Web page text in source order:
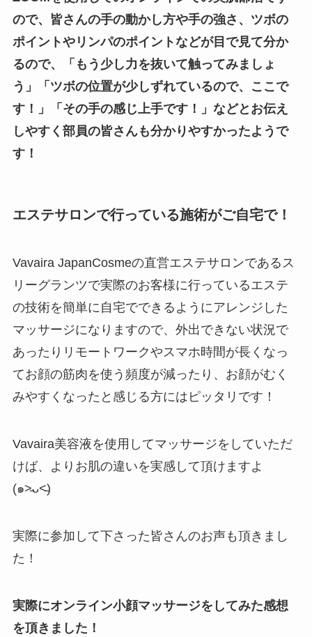
ので、皆さんの手の動かし方や手の強さ、ツボの
ポイントやリンパのポイントなどが目で見て分か
るので、「もう少し力を抜いて触ってみましょ
う」「ツボの位置が少しずれているので、ここで
す！」「その手の感じ上手です！」などとお伝え
しやすく部員の皆さんも分かりやすかったようで
す！
エステサロンで行っている施術がご自宅で！
Vavaira JapanCosmeの直営エステサロンであるス
リーグランツで実際のお客様に行っているエステ
の技術を簡単に自宅でできるようにアレンジした
マッサージになりますので、外出できない状況で
あったりリモートワークやスマホ時間が長くなっ
てお顔の筋肉を使う頻度が減ったり、お顔がむく
みやすくなったと感じる方にはピッタリです！
Vavaira美容液を使用してマッサージをしていただ
けば、よりお肌の違いを実感して頂けますよ
(๑˃̵ᴗ˂̵)
実際に参加して下さった皆さんのお声も頂きまし
た！
実際にオンライン小顔マッサージをしてみた感想
を頂きました！